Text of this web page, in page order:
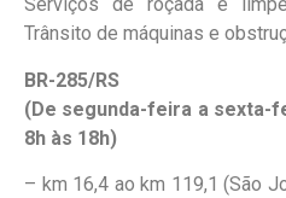
Trânsito de máquinas e
BR-285/RS
(De segunda-feira a sexta-
8h às 18h)
– km 16,4 ao km 119,1 (São